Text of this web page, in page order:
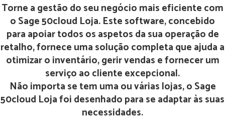
Torne a gestão do seu negócio mais eficiente com
o Sage 50cloud Loja. Este software, concebido
para apoiar todos os aspetos da sua operação de
retalho, fornece uma solução completa que ajuda a
otimizar o inventário, gerir vendas e fornecer um
serviço ao cliente excepcional.
Não importa se tem uma ou várias lojas, o Sage
50cloud Loja foi desenhado para se adaptar às suas
necessidades.